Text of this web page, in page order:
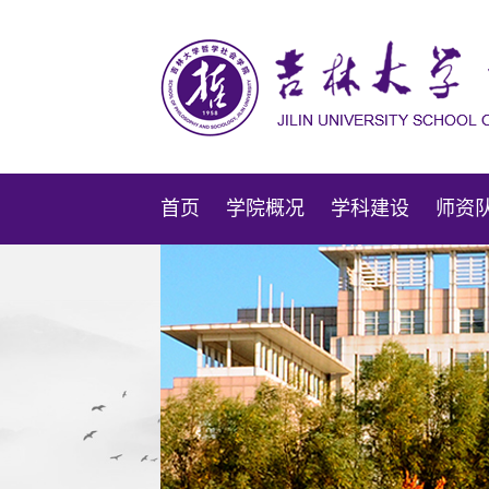
首页 学院概况 学科建设 师资